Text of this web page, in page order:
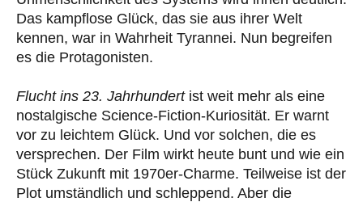
Das kampflose Glück, das sie aus ihrer Welt
kennen, war in Wahrheit Tyrannei. Nun begreifen
es die Protagonisten.
Flucht ins 23. Jahrhundert ist weit mehr als eine
nostalgische Science-Fiction-Kuriosität. Er warnt
vor zu leichtem Glück. Und vor solchen, die es
versprechen. Der Film wirkt heute bunt und wie ein
Stück Zukunft mit 1970er-Charme. Teilweise ist der
Plot umständlich und schleppend. Aber die